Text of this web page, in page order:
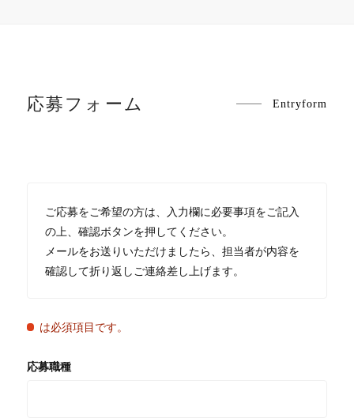
応募フォーム Entryform
ご応募をご希望の方は、入力欄に必要事項をご記入
の上、確認ボタンを押してください。
メールをお送りいただけましたら、担当者が内容を
確認して折り返しご連絡差し上げます。
は必須項目です。
応募職種